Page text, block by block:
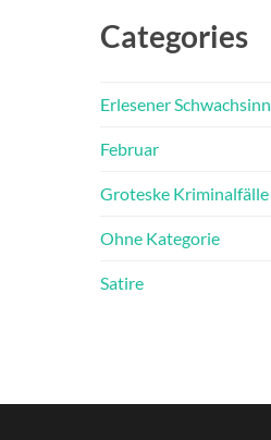
Categories
Erlesener Schwachsinn
Februar
Groteske Kriminalfälle
Ohne Kategorie
Satire